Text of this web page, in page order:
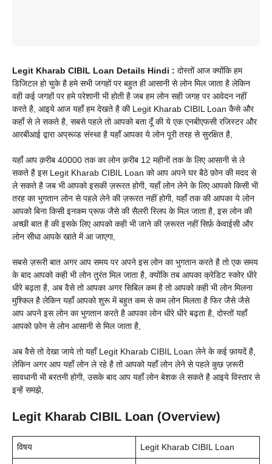
Legit Kharab CIBIL Loan Details Hindi : दोस्तों आज क्योंकि हम
डिजिटल हो चुके है हमे सभी जगहों पर बहुत ही आसानी से लोन मिल जाता है लेकिन
वही कई जगहों पर हमे परेशानी भी होती है जब हम लोन सही जगह पर आवेदन नहीं
करते है, आइये आज यहाँ हम देखते है की Legit Kharab CIBIL Loan कैसे और
कहाँ से ले सकते है, सबसे पहले तो आपको बता दूँ की ये एक एनबीएफसी रजिस्टर और
आरबीआई द्वारा अप्रूव्ड संस्था है यहाँ आपका ये लोन पूरी तरह से सुरक्षित है,
यहाँ आप क़रीब 40000 तक का लोन क़रीब 12 महीनों तक के लिए आसानी से ले
सकते है इस Legit Kharab CIBIL Loan को आप अपने घर बैठे फ़ोन की मदद से
ले सकते है जब भी आपको इसकी ज़रूरत होगी, यहाँ लोन लेने के लिए आपको किसी भी
तरह का भुगतान लोन से पहले लेने की ज़रूरत नहीं होगी, यहाँ तक की आपका ये लोन
आपको बिना किसी इनकम प्रूफ जैसे की सैलरी स्लिप के मिल जाता है, इस लोन की
अच्छी बात है की इसके लिए आपको कही भी जाने की ज़रूरत नहीं सिर्फ़ केवाईसी और
लोन सीधा आपके खाते में आ जाएगा,
सबसे ज़रूरी बात अगर आप समय पर अपने इस लोन का भुगतान करते है तो एक समय
के बाद आपको कही भी लोन तुरंत मिल जाता है, क्योंकि तब आपका क्रेडिट स्कोर धीरे
धीरे बढ़ता है, अब वैसे तो आपका अगर सिबिल कम है तो आपको कही भी लोन मिलना
मुश्किल है लेकिन यहाँ आपको शुरू में बहुत कम से कम लोन मिलता है फिर जैसे जैसे
आप अपने इस लोन का भुगतान करते है आपका लोन धीरे धीरे बढ़ता है, दोस्तों यहाँ
आपको फ़ोन से लोन आसानी से मिल जाता है,
अब वैसे तो देखा जाये तो यहाँ Legit Kharab CIBIL Loan लेने के कई फ़ायदें है,
लेकिन अगर आप यहाँ लोन ले रहे है तो आपको यहाँ लोन लेने से पहले कुछ ज़रूरी
सावधानी भी बरतनी होगी, उसके बाद आप यहाँ लोन बेशक ले सकते है आइये विस्तार से
इन्हें समझे,
Legit Kharab CIBIL Loan (Overview)
विषय Legit Kharab CIBIL Loan